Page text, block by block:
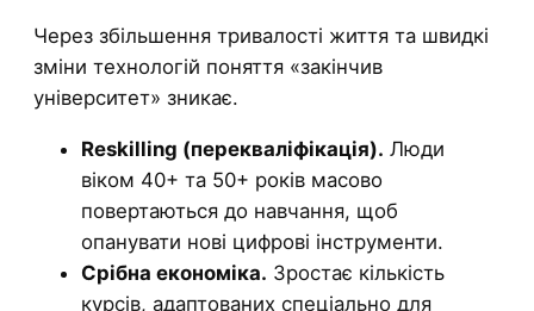
Через збільшення тривалості життя та швидкі
зміни технологій поняття «закінчив
університет» зникає.
Reskilling (перекваліфікація). Люди
віком 40+ та 50+ років масово
повертаються до навчання, щоб
опанувати нові цифрові інструменти.
Срібна економіка. Зростає кількість
курсів, адаптованих спеціально для